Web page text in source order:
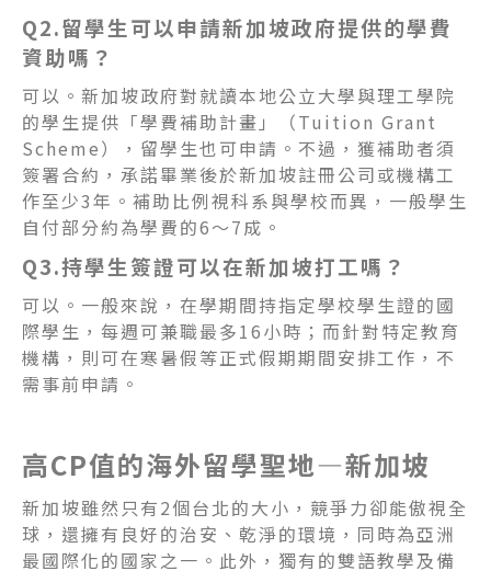
Q2.留學生可以申請新加坡政府提供的學費
資助嗎？
可以。新加坡政府對就讀本地公立大學與理工學院
的學生提供「學費補助計畫」（Tuition Grant
Scheme），留學生也可申請。不過，獲補助者須
簽署合約，承諾畢業後於新加坡註冊公司或機構工
作至少3年。補助比例視科系與學校而異，一般學生
自付部分約為學費的6～7成。
Q3.持學生簽證可以在新加坡打工嗎？
可以。一般來說，在學期間持指定學校學生證的國
際學生，每週可兼職最多16小時；而針對特定教育
機構，則可在寒暑假等正式假期期間安排工作，不
需事前申請。
高CP值的海外留學聖地—新加坡
新加坡雖然只有2個台北的大小，競爭力卻能傲視全
球，還擁有良好的治安、乾淨的環境，同時為亞洲
最國際化的國家之一。此外，獨有的雙語教學及備